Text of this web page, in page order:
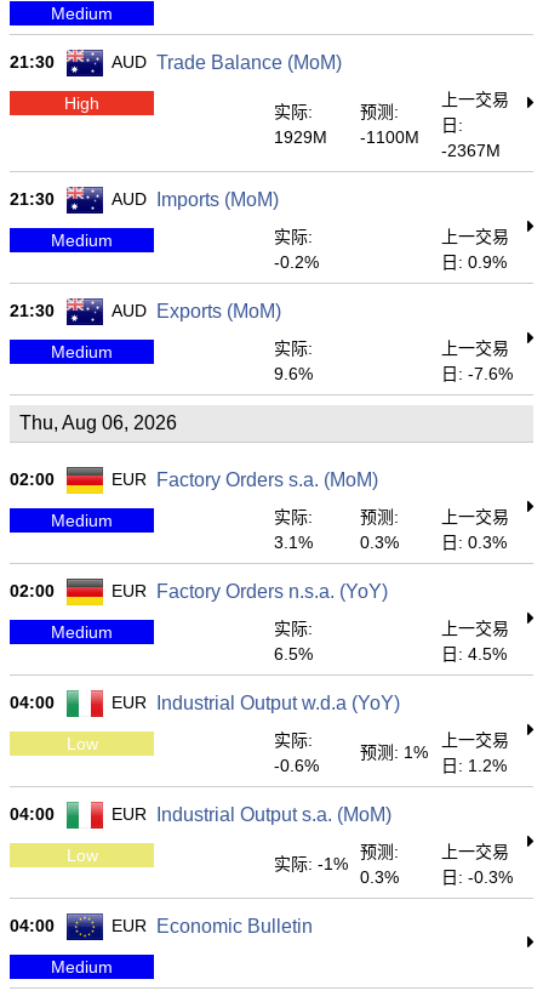
Medium
21:30 AUD Trade Balance (MoM)
High
实际:
1929M
预测:
-1100M
上一交易
日:
-2367M
21:30 AUD Imports (MoM)
Medium
实际:
-0.2%
上一交易
日: 0.9%
21:30 AUD Exports (MoM)
Medium
实际:
9.6%
上一交易
日: -7.6%
Thu, Aug 06, 2026
02:00 EUR Factory Orders s.a. (MoM)
Medium
实际:
3.1%
预测:
0.3%
上一交易
日: 0.3%
02:00 EUR Factory Orders n.s.a. (YoY)
Medium
实际:
6.5%
上一交易
日: 4.5%
04:00 EUR Industrial Output w.d.a (YoY)
Low
实际:
-0.6%
预测: 1%
上一交易
日: 1.2%
04:00 EUR Industrial Output s.a. (MoM)
Low 实际: -1%
预测:
0.3%
上一交易
日: -0.3%
04:00 EUR Economic Bulletin
Medium